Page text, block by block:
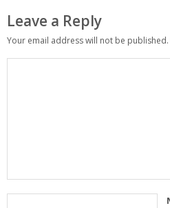
Leave a Reply
Your email address will not be published.